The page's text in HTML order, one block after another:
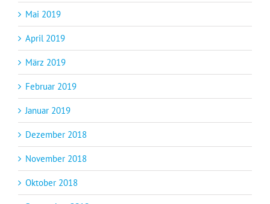
Mai 2019
April 2019
März 2019
Februar 2019
Januar 2019
Dezember 2018
November 2018
Oktober 2018